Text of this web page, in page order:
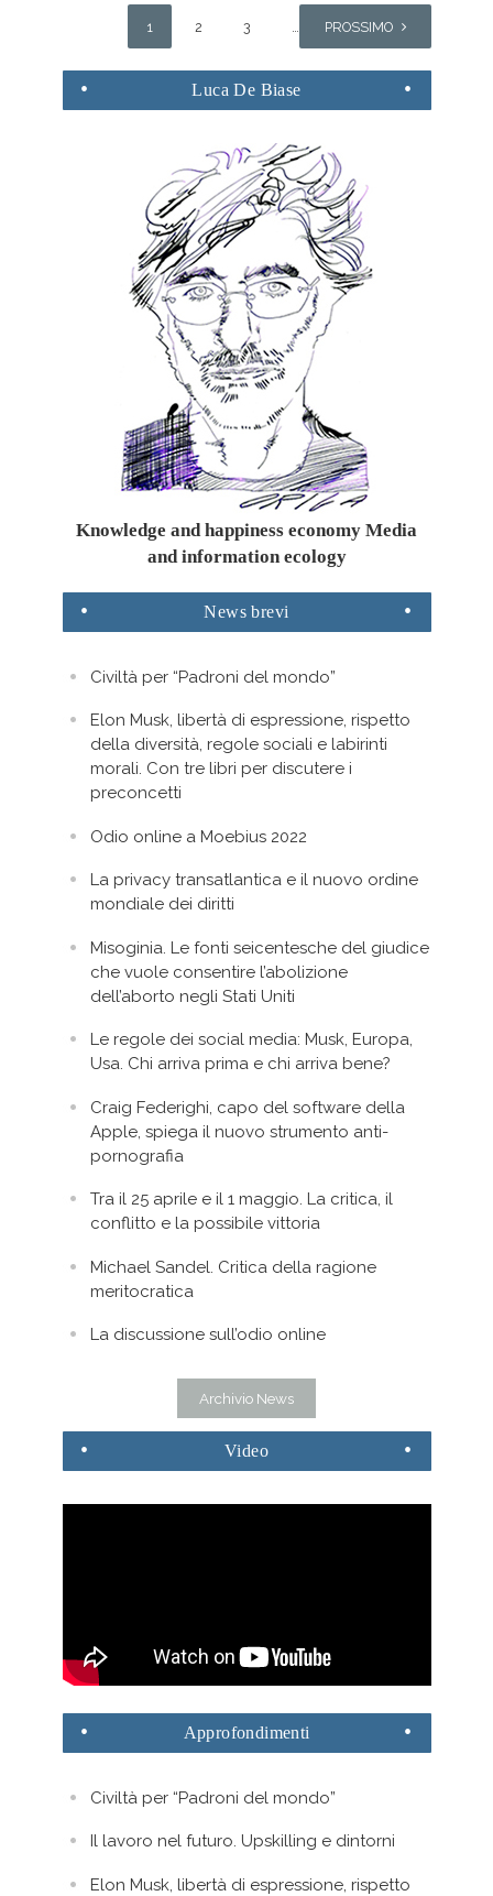
1 2 3 19
PROSSIMO
Luca De Biase
Knowledge and happiness economy Media
and information ecology
News brevi
Civiltà per “Padroni del mondo”
Elon Musk, libertà di espressione, rispetto
della diversità, regole sociali e labirinti
morali. Con tre libri per discutere i
preconcetti
Odio online a Moebius 2022
La privacy transatlantica e il nuovo ordine
mondiale dei diritti
Misoginia. Le fonti seicentesche del giudice
che vuole consentire l’abolizione
dell’aborto negli Stati Uniti
Le regole dei social media: Musk, Europa,
Usa. Chi arriva prima e chi arriva bene?
Craig Federighi, capo del software della
Apple, spiega il nuovo strumento anti-
pornografia
Tra il 25 aprile e il 1 maggio. La critica, il
conflitto e la possibile vittoria
Michael Sandel. Critica della ragione
meritocratica
La discussione sull’odio online
Archivio News
Video
Approfondimenti
Civiltà per “Padroni del mondo”
Il lavoro nel futuro. Upskilling e dintorni
Elon Musk, libertà di espressione, rispetto